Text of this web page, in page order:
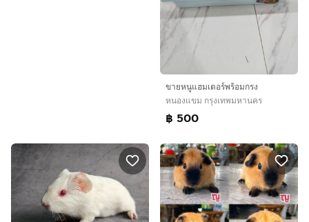
ขายหนูแฮมเตอร์พร้อมกรง
หนองแขม กรุงเทพมหานคร
฿ 500